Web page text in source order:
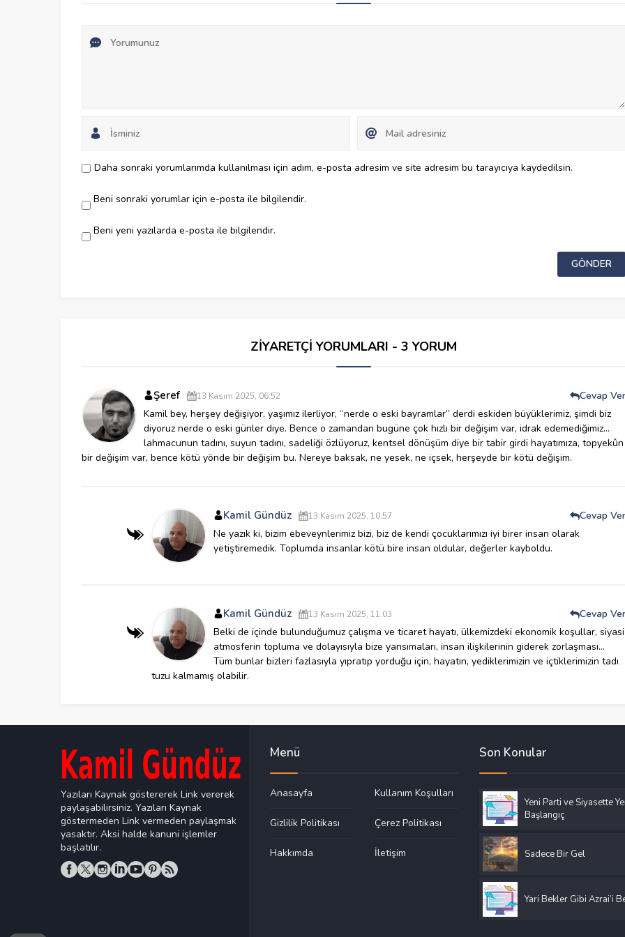
Daha sonraki yorumlarımda kullanılması için adım, e-posta adresim ve site adresim bu tarayıcıya kaydedilsin.
Beni sonraki yorumlar için e-posta ile bilgilendir.
Beni yeni yazılarda e-posta ile bilgilendir.
ZİYARETÇİ YORUMLARI - 3 YORUM
Şeref 13 Kasım 2025, 06:52
Kamil bey, herşey değişiyor, yaşımız ilerliyor, “nerde o eski bayramlar” derdi eskiden büyüklerimiz, şimdi biz
diyoruz nerde o eski günler diye. Bence o zamandan bugüne çok hızlı bir değişim var, idrak edemediğimiz…
lahmacunun tadını, suyun tadını, sadeliği özlüyoruz, kentsel dönüşüm diye bir tabir girdi hayatımıza, topyekûn
bir değişim var, bence kötü yönde bir değişim bu. Nereye baksak, ne yesek, ne içsek, herşeyde bir kötü değişim.
Cevap Ver
Kamil Gündüz 13 Kasım 2025, 10:57
Ne yazık ki, bizim ebeveynlerimiz bizi, biz de kendi çocuklarımızı iyi birer insan olarak
yetiştiremedik. Toplumda insanlar kötü bire insan oldular, değerler kayboldu.
Cevap Ver
Kamil Gündüz 13 Kasım 2025, 11:03
Belki de içinde bulunduğumuz çalışma ve ticaret hayatı, ülkemizdeki ekonomik koşullar, siyasi
atmosferin topluma ve dolayısıyla bize yansımaları, insan ilişkilerinin giderek zorlaşması…
Tüm bunlar bizleri fazlasıyla yıpratıp yorduğu için, hayatın, yediklerimizin ve içtiklerimizin tadı
tuzu kalmamış olabilir.
Cevap Ver
Yazıları Kaynak göstererek Link vererek
paylaşabilirsiniz. Yazıları Kaynak
göstermeden Link vermeden paylaşmak
yasaktır. Aksi halde kanuni işlemler
başlatılır.
Menü
Anasayfa Kullanım Koşulları
Gizlilik Politikası Çerez Politikası
Hakkımda İletişim
Son Konular
Yeni Parti ve Siyasette
Başlangıç
Sadece Bir Gel
Yari Bekler Gibi Azrai’i